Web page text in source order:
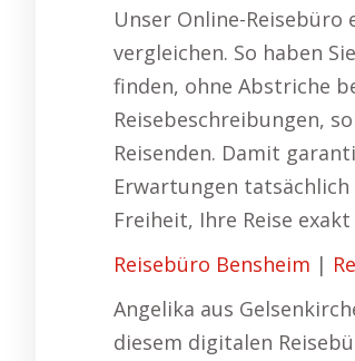
Unser Online-
vergleichen. So haben
finden, ohne Abstriche
Reisebeschreibungen,
Reisenden. Damit
Erwartungen
Freiheit, Ihre Reise
Reisebüro Bensheim |
Angelika aus
diesem digitalen